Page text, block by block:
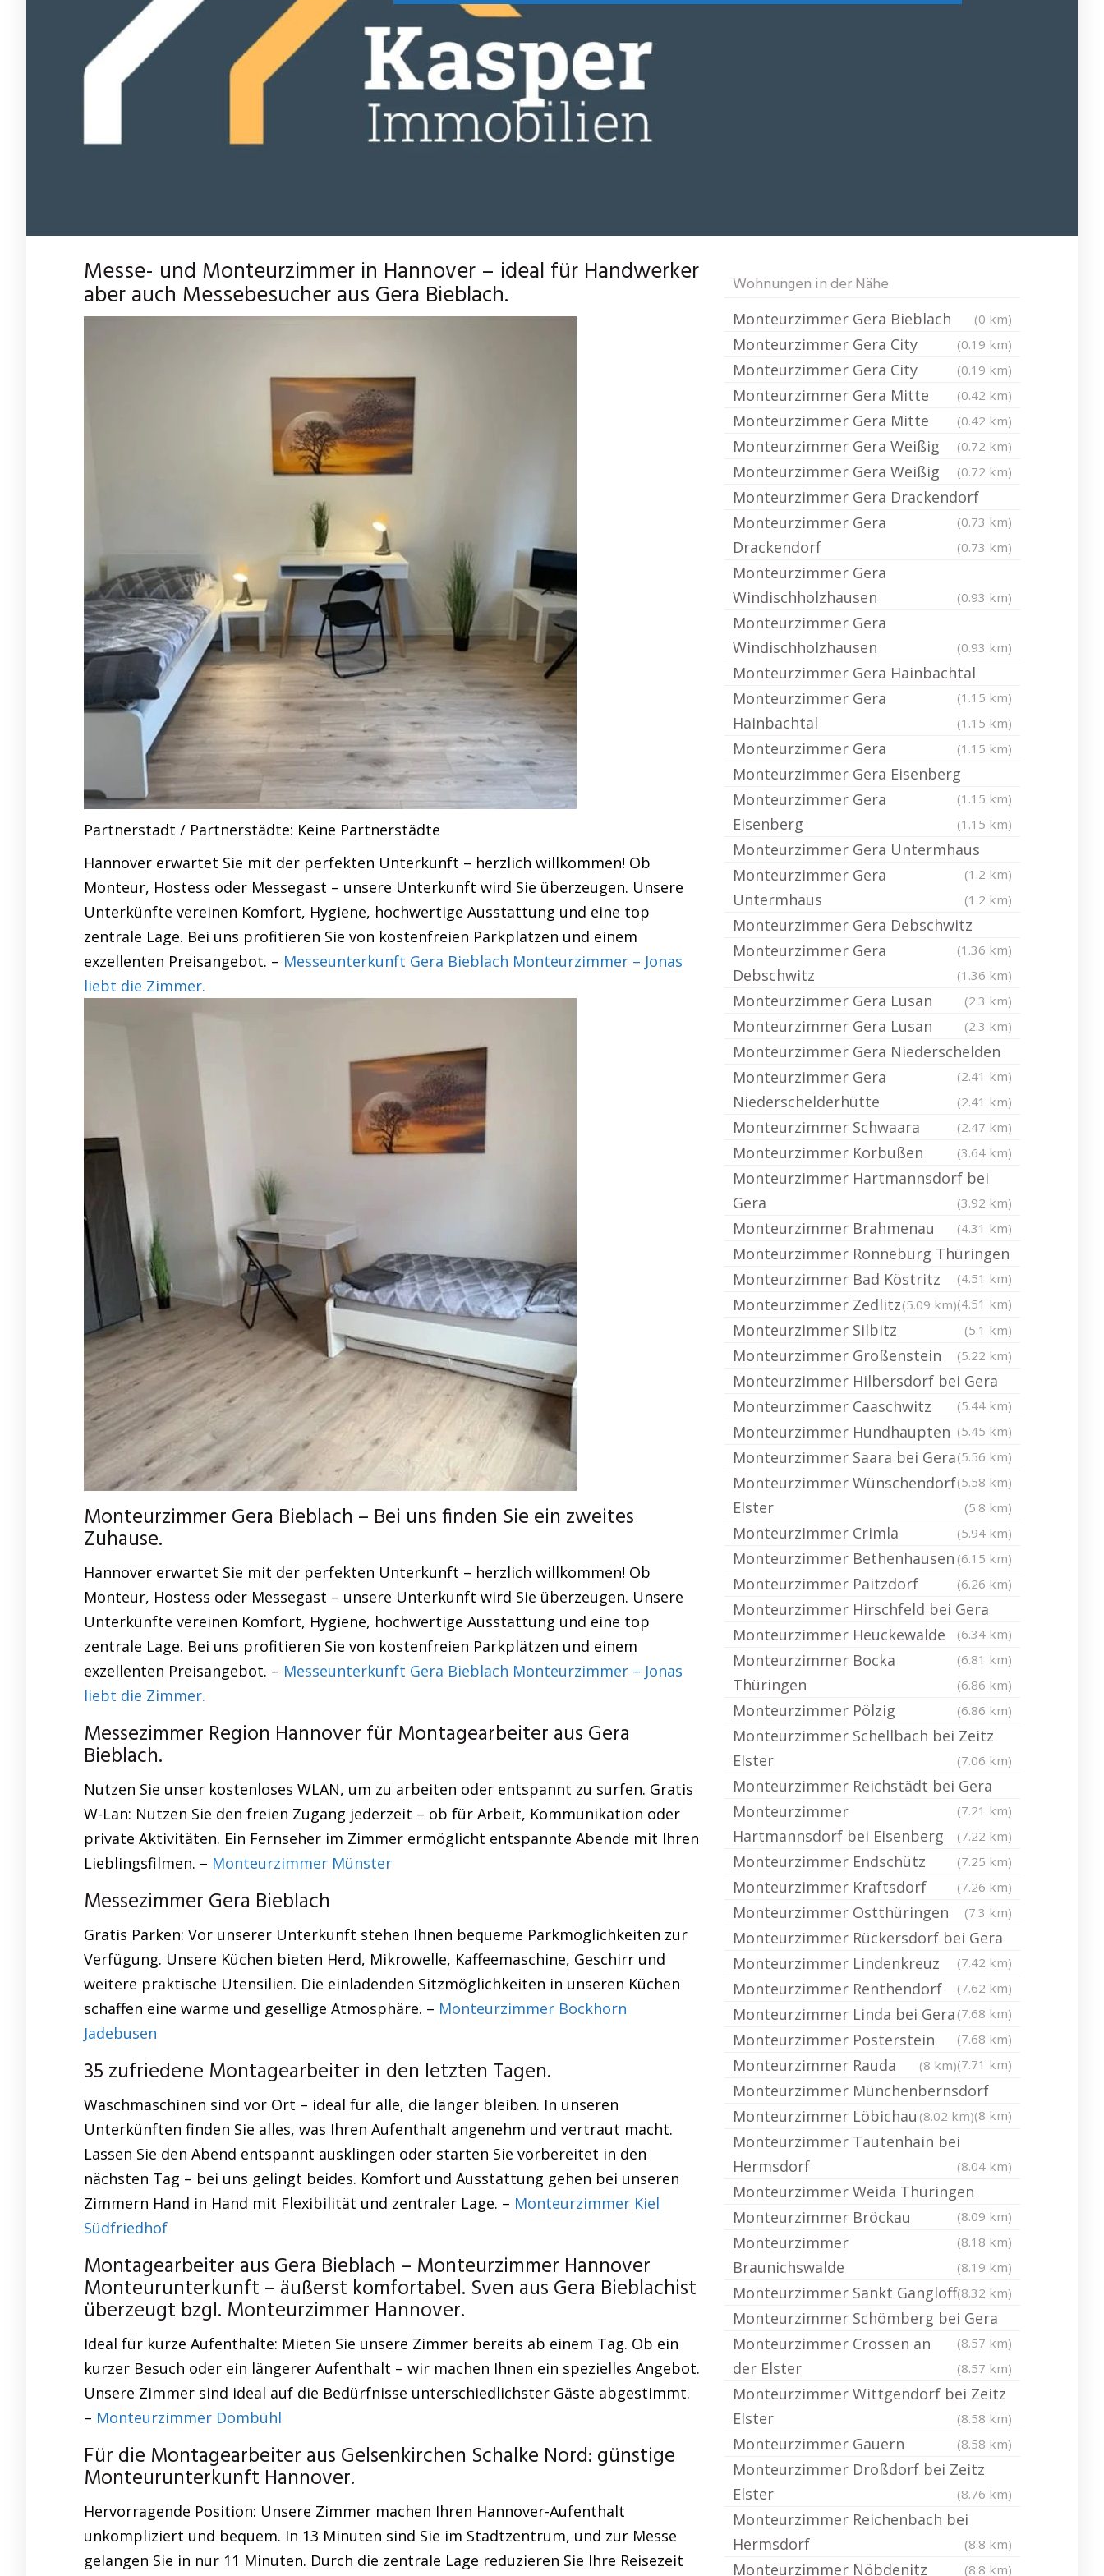
Messe- und Monteurzimmer in Hannover – ideal für Handwerker
aber auch Messebesucher aus Gera Bieblach.
Partnerstadt / Partnerstädte: Keine Partnerstädte
Hannover erwartet Sie mit der perfekten Unterkunft – herzlich willkommen! Ob
Monteur, Hostess oder Messegast – unsere Unterkunft wird Sie überzeugen. Unsere
Unterkünfte vereinen Komfort, Hygiene, hochwertige Ausstattung und eine top
zentrale Lage. Bei uns profitieren Sie von kostenfreien Parkplätzen und einem
exzellenten Preisangebot. – Messeunterkunft Gera Bieblach Monteurzimmer – Jonas
liebt die Zimmer.
Monteurzimmer Gera Bieblach – Bei uns finden Sie ein zweites
Zuhause.
Hannover erwartet Sie mit der perfekten Unterkunft – herzlich willkommen! Ob
Monteur, Hostess oder Messegast – unsere Unterkunft wird Sie überzeugen. Unsere
Unterkünfte vereinen Komfort, Hygiene, hochwertige Ausstattung und eine top
zentrale Lage. Bei uns profitieren Sie von kostenfreien Parkplätzen und einem
exzellenten Preisangebot. – Messeunterkunft Gera Bieblach Monteurzimmer – Jonas
liebt die Zimmer.
Messezimmer Region Hannover für Montagearbeiter aus Gera
Bieblach.
Nutzen Sie unser kostenloses WLAN, um zu arbeiten oder entspannt zu surfen. Gratis
W-Lan: Nutzen Sie den freien Zugang jederzeit – ob für Arbeit, Kommunikation oder
private Aktivitäten. Ein Fernseher im Zimmer ermöglicht entspannte Abende mit Ihren
Lieblingsfilmen. – Monteurzimmer Münster
Messezimmer Gera Bieblach
Gratis Parken: Vor unserer Unterkunft stehen Ihnen bequeme Parkmöglichkeiten zur
Verfügung. Unsere Küchen bieten Herd, Mikrowelle, Kaffeemaschine, Geschirr und
weitere praktische Utensilien. Die einladenden Sitzmöglichkeiten in unseren Küchen
schaffen eine warme und gesellige Atmosphäre. – Monteurzimmer Bockhorn
Jadebusen
35 zufriedene Montagearbeiter in den letzten Tagen.
Waschmaschinen sind vor Ort – ideal für alle, die länger bleiben. In unseren
Unterkünften finden Sie alles, was Ihren Aufenthalt angenehm und vertraut macht.
Lassen Sie den Abend entspannt ausklingen oder starten Sie vorbereitet in den
nächsten Tag – bei uns gelingt beides. Komfort und Ausstattung gehen bei unseren
Zimmern Hand in Hand mit Flexibilität und zentraler Lage. – Monteurzimmer Kiel
Südfriedhof
Montagearbeiter aus Gera Bieblach – Monteurzimmer Hannover
Monteurunterkunft – äußerst komfortabel. Sven aus Gera Bieblachist
überzeugt bzgl. Monteurzimmer Hannover.
Ideal für kurze Aufenthalte: Mieten Sie unsere Zimmer bereits ab einem Tag. Ob ein
kurzer Besuch oder ein längerer Aufenthalt – wir machen Ihnen ein spezielles Angebot.
Unsere Zimmer sind ideal auf die Bedürfnisse unterschiedlichster Gäste abgestimmt.
– Monteurzimmer Dombühl
Für die Montagearbeiter aus Gelsenkirchen Schalke Nord: günstige
Monteurunterkunft Hannover.
Hervorragende Position: Unsere Zimmer machen Ihren Hannover-Aufenthalt
unkompliziert und bequem. In 13 Minuten sind Sie im Stadtzentrum, und zur Messe
gelangen Sie in nur 11 Minuten. Durch die zentrale Lage reduzieren Sie Ihre Reisezeit
Wohnungen in der Nähe
Monteurzimmer Gera Bieblach (0 km)
Monteurzimmer Gera City (0.19 km)
Monteurzimmer Gera City (0.19 km)
Monteurzimmer Gera Mitte (0.42 km)
Monteurzimmer Gera Mitte (0.42 km)
Monteurzimmer Gera Weißig (0.72 km)
Monteurzimmer Gera Weißig (0.72 km)
Monteurzimmer Gera Drackendorf
(0.73 km)
Monteurzimmer Gera
Drackendorf
(0.73 km)
Monteurzimmer Gera
Windischholzhausen
(0.93 km)
Monteurzimmer Gera
Windischholzhausen
(0.93 km)
Monteurzimmer Gera Hainbachtal
(1.15 km)
Monteurzimmer Gera
Hainbachtal
(1.15 km)
Monteurzimmer Gera (1.15 km)
Monteurzimmer Gera Eisenberg
(1.15 km)
Monteurzimmer Gera
Eisenberg
(1.15 km)
Monteurzimmer Gera Untermhaus
(1.2 km)
Monteurzimmer Gera
Untermhaus
(1.2 km)
Monteurzimmer Gera Debschwitz
(1.36 km)
Monteurzimmer Gera
Debschwitz
(1.36 km)
Monteurzimmer Gera Lusan (2.3 km)
Monteurzimmer Gera Lusan (2.3 km)
Monteurzimmer Gera Niederschelden
(2.41 km)
Monteurzimmer Gera
Niederschelderhütte
(2.41 km)
Monteurzimmer Schwaara (2.47 km)
Monteurzimmer Korbußen (3.64 km)
Monteurzimmer Hartmannsdorf bei
Gera
(3.92 km)
Monteurzimmer Brahmenau (4.31 km)
Monteurzimmer Ronneburg Thüringen
(4.51 km)
Monteurzimmer Bad Köstritz
(4.51 km)
Monteurzimmer Zedlitz(5.09 km)
Monteurzimmer Silbitz (5.1 km)
Monteurzimmer Großenstein (5.22 km)
Monteurzimmer Hilbersdorf bei Gera
(5.44 km)
Monteurzimmer Caaschwitz
(5.45 km)
Monteurzimmer Hundhaupten
(5.56 km)
Monteurzimmer Saara bei Gera
(5.58 km)
Monteurzimmer Wünschendorf
Elster
(5.8 km)
Monteurzimmer Crimla (5.94 km)
Monteurzimmer Bethenhausen (6.15 km)
Monteurzimmer Paitzdorf (6.26 km)
Monteurzimmer Hirschfeld bei Gera
(6.34 km)
Monteurzimmer Heuckewalde
(6.81 km)
Monteurzimmer Bocka
Thüringen
(6.86 km)
Monteurzimmer Pölzig (6.86 km)
Monteurzimmer Schellbach bei Zeitz
Elster
(7.06 km)
Monteurzimmer Reichstädt bei Gera
(7.21 km)
Monteurzimmer
Hartmannsdorf bei Eisenberg
(7.22 km)
Monteurzimmer Endschütz (7.25 km)
Monteurzimmer Kraftsdorf (7.26 km)
Monteurzimmer Ostthüringen (7.3 km)
Monteurzimmer Rückersdorf bei Gera
(7.42 km)
Monteurzimmer Lindenkreuz
(7.62 km)
Monteurzimmer Renthendorf
(7.68 km)
Monteurzimmer Linda bei Gera
(7.68 km)
Monteurzimmer Posterstein
(7.71 km)
Monteurzimmer Rauda (8 km)
Monteurzimmer Münchenbernsdorf
(8 km)
Monteurzimmer Löbichau (8.02 km)
Monteurzimmer Tautenhain bei
Hermsdorf
(8.04 km)
Monteurzimmer Weida Thüringen
(8.09 km)
Monteurzimmer Bröckau
(8.18 km)
Monteurzimmer
Braunichswalde
(8.19 km)
Monteurzimmer Sankt Gangloff(8.32 km)
Monteurzimmer Schömberg bei Gera
(8.57 km)
Monteurzimmer Crossen an
der Elster
(8.57 km)
Monteurzimmer Wittgendorf bei Zeitz
Elster
(8.58 km)
Monteurzimmer Gauern (8.58 km)
Monteurzimmer Droßdorf bei Zeitz
Elster
(8.76 km)
Monteurzimmer Reichenbach bei
Hermsdorf
(8.8 km)
Monteurzimmer Nöbdenitz (8.8 km)